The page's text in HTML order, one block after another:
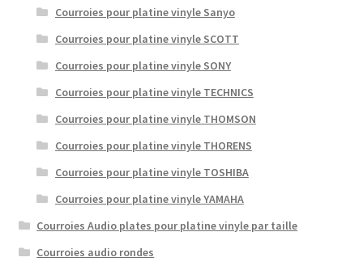
Courroies pour platine vinyle Sanyo
Courroies pour platine vinyle SCOTT
Courroies pour platine vinyle SONY
Courroies pour platine vinyle TECHNICS
Courroies pour platine vinyle THOMSON
Courroies pour platine vinyle THORENS
Courroies pour platine vinyle TOSHIBA
Courroies pour platine vinyle YAMAHA
Courroies Audio plates pour platine vinyle par taille
Courroies audio rondes